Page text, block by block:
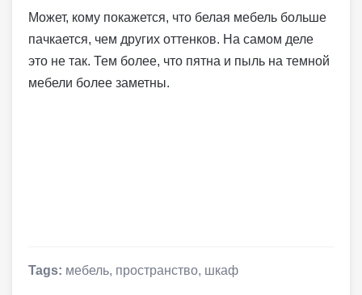
Может, кому покажется, что белая мебель больше
пачкается, чем других оттенков. На самом деле
это не так. Тем более, что пятна и пыль на темной
мебели более заметны.
Tags: мебель, пространство, шкаф